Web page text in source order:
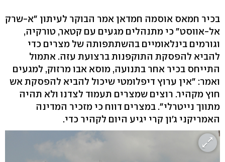
בכיר חמאס אוסמה חמדאן אמר הבוקר לעיתון "א-שרק
אל-אווסט" כי מתנהלים מגעים עם קטאר, טורקיה,
וגורמים בינלאומיים בהשתתפותה של מצרים כדי
להביא להפסקת התוקפנות ברצועת עזה. אתמול
התייחס בכיר אחר בתנועה, מוסא אבו מרזוק, למגעים
ואמר: "אין ערוץ דיפלומטי שיכול להביא להפסקת אש
חוץ מקהיר. רוצים שמצרים תעמוד לצדנו ולא תהיה
מתווך נייטרלי". במצרים דווח כי מזכיר המדינה
האמריקני ג'ון קרי יגיע היום לקהיר כדי.